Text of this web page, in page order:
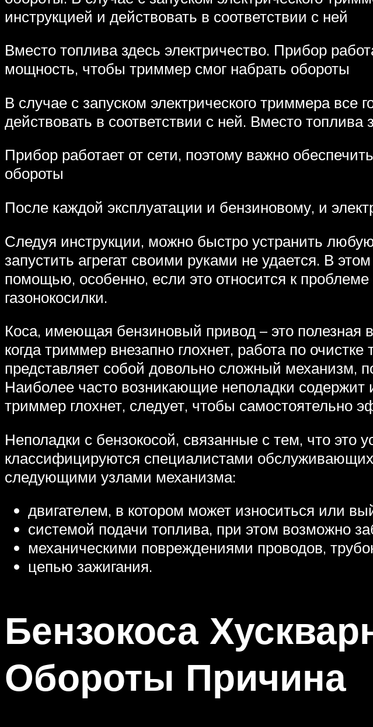
инструкцией и действовать в соответствии с ней
Вместо топлива здесь электричество. Прибор
мощность, чтобы триммер смог набрать обороты
В случае с запуском электрического триммера все
действовать в соответствии с ней. Вместо топлива
Прибор работает от сети, поэтому важно
обороты
После каждой эксплуатации и бензиновому, и
Следуя инструкции, можно быстро устранить
запустить агрегат своими руками не удается. В
помощью, особенно, если это относится к
газонокосилки.
Коса, имеющая бензиновый привод – это полезная
когда триммер внезапно глохнет, работа по
представляет собой довольно сложный механизм,
Наиболее часто возникающие неполадки содержит
триммер глохнет, следует, чтобы самостоятельно
Неполадки с бензокосой, связанные с тем, что это
классифицируются специалистами
следующими узлами механизма:
двигателем, в котором может износиться или
системой подачи топлива, при этом возможно
механическими повреждениями проводов,
цепью зажигания.
Бензокоса
Обороты Причина